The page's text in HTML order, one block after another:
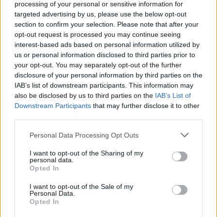
processing of your personal or sensitive information for
targeted advertising by us, please use the below opt-out
section to confirm your selection. Please note that after your
opt-out request is processed you may continue seeing
interest-based ads based on personal information utilized by
us or personal information disclosed to third parties prior to
your opt-out. You may separately opt-out of the further
disclosure of your personal information by third parties on the
IAB’s list of downstream participants. This information may
also be disclosed by us to third parties on the IAB’s List of
Downstream Participants that may further disclose it to other
Please note that this website/app uses one or more Google
not limited to your visit or usage behaviour. You may click to
grant or deny consent to Google and its third-party tags to
use your data for below specified purposes in below Google
consent section.
Personal Data Processing Opt Outs
I want to opt-out of the Sharing of my
personal data.
Opted In
I want to opt-out of the Sale of my
Personal Data.
Opted In
πει όχι σε τέτοιες μεγάλες διοργανώσεις.
Καλή επιτυχία στην Εθνική μας ομάδα».